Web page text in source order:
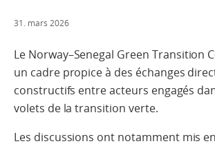
31. mars 2026
Le Norway–Senegal Green Transition
un cadre propice à des échanges
constructifs entre acteurs engagés
volets de la transition verte.
Les discussions ont notamment mis